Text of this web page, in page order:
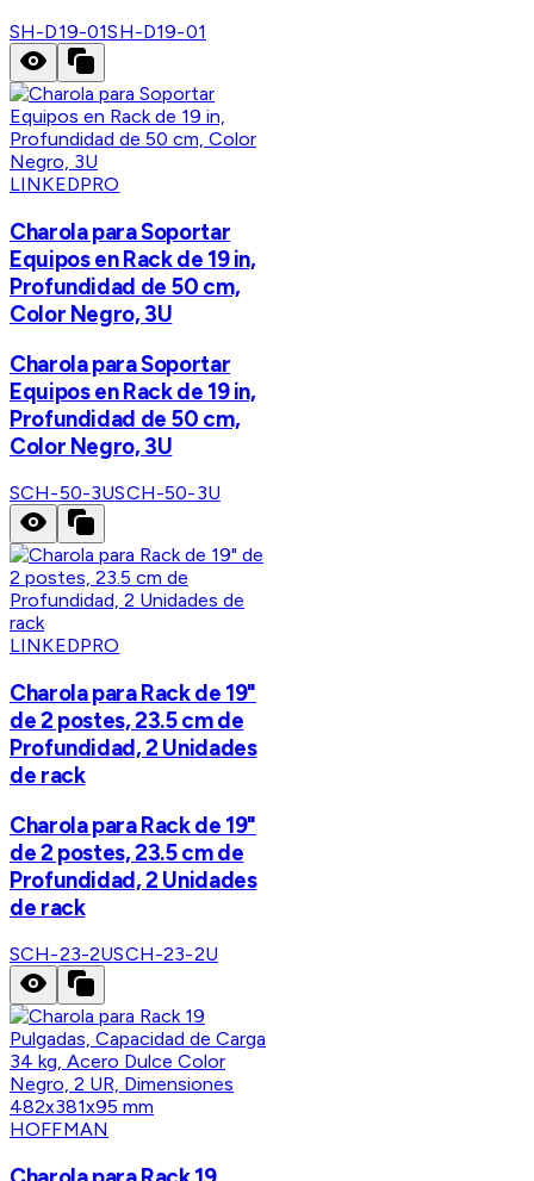
SH-D19-01SH-D19-01
LINKEDPRO
Charola para Soportar
Equipos en Rack de 19 in,
Profundidad de 50 cm,
Color Negro, 3U
Charola para Soportar
Equipos en Rack de 19 in,
Profundidad de 50 cm,
Color Negro, 3U
SCH-50-3USCH-50-3U
LINKEDPRO
Charola para Rack de 19"
de 2 postes, 23.5 cm de
Profundidad, 2 Unidades
de rack
Charola para Rack de 19"
de 2 postes, 23.5 cm de
Profundidad, 2 Unidades
de rack
SCH-23-2USCH-23-2U
HOFFMAN